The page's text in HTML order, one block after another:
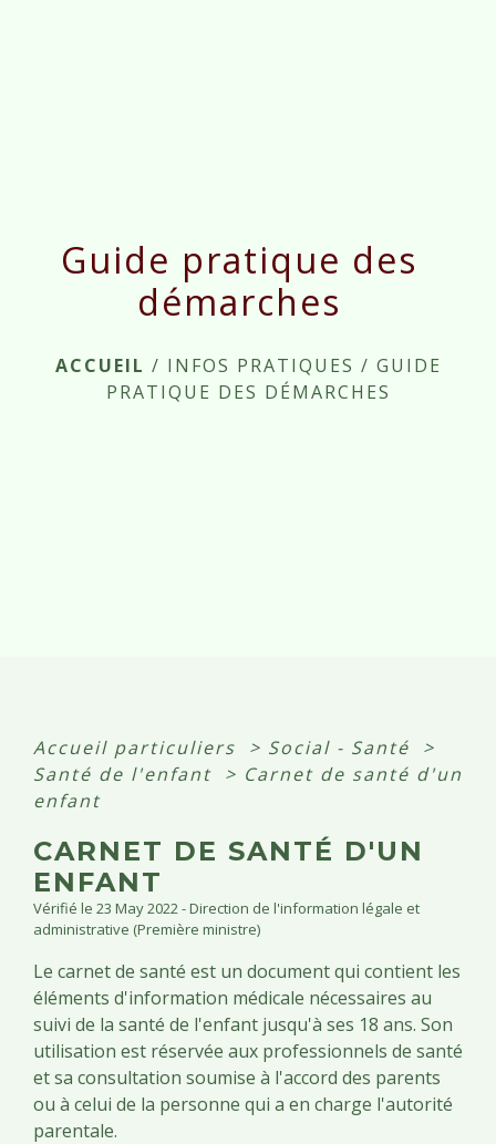
Guide pratique des
démarches
ACCUEIL / INFOS PRATIQUES / GUIDE
PRATIQUE DES DÉMARCHES
Accueil particuliers > Social - Santé
>
Santé de l'enfant > Carnet de santé d'un
enfant
CARNET DE SANTÉ D'UN
ENFANT
Vérifié le 23 May 2022 - Direction de l'information légale et
administrative (Première ministre)
Le carnet de santé est un document qui contient les
éléments d'information médicale nécessaires au
suivi de la santé de l'enfant jusqu'à ses 18 ans. Son
utilisation est réservée aux professionnels de santé
et sa consultation soumise à l'accord des parents
ou à celui de la personne qui a en charge l'autorité
parentale.